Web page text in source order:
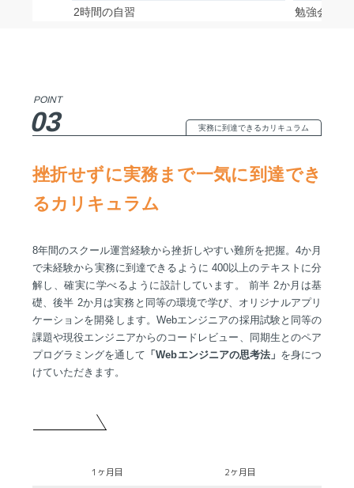
2時間の自習 勉強会等で
POINT
03 実務に到達できるカリキュラム
挫折せずに実務まで一気に到達でき
るカリキュラム
8年間のスクール運営経験から挫折しやすい難所を把握。4か月
で未経験から実務に到達できるように 400以上のテキストに分
解し、確実に学べるように設計しています。 前半 2か月は基
礎、後半 2か月は実務と同等の環境で学び、オリジナルアプリ
ケーションを開発します。Webエンジニアの採用試験と同等の
課題や現役エンジニアからのコードレビュー、同期生とのペア
プログラミングを通して 「Webエンジニアの思考法」 を身につ
けていただきます。
1ヶ月目 2ヶ月目